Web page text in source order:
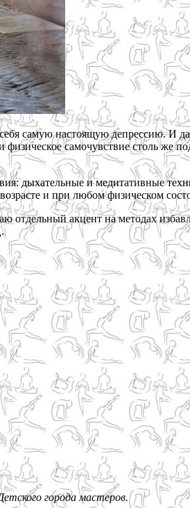
себя самую настоящую депрессию. И
самочувствие столь же
дыхательные и медитативные
и при любом физическом
отдельный акцент на методах
города мастеров.